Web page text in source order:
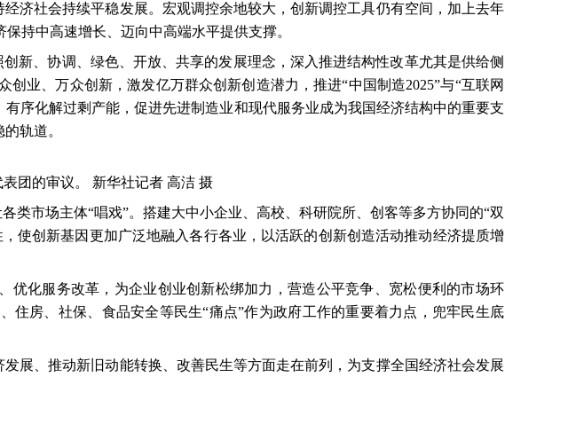
济社会持续平稳发展。宏观调控余地较大，创新调控工具仍有空间，加上去年
持中高速增长、迈向中高端水平提供支撑。
新、协调、绿色、开放、共享的发展理念，深入推进结构性改革尤其是供给侧
业、万众创新，激发亿万群众创新创造潜力，推进“中国制造2025”与“互联网
序化解过剩产能，促进先进制造业和现代服务业成为我国经济结构中的重要支
轨道。
团的审议。 新华社记者 高洁 摄
类市场主体“唱戏”。搭建大中小企业、高校、科研院所、创客等多方协同的“双
使创新基因更加广泛地融入各行各业，以活跃的创新创造活动推动经济提质增
化服务改革，为企业创业创新松绑加力，营造公平竞争、宽松便利的市场环
住房、社保、食品安全等民生“痛点”作为政府工作的重要着力点，兜牢民生底
展、推动新旧动能转换、改善民生等方面走在前列，为支撑全国经济社会发展